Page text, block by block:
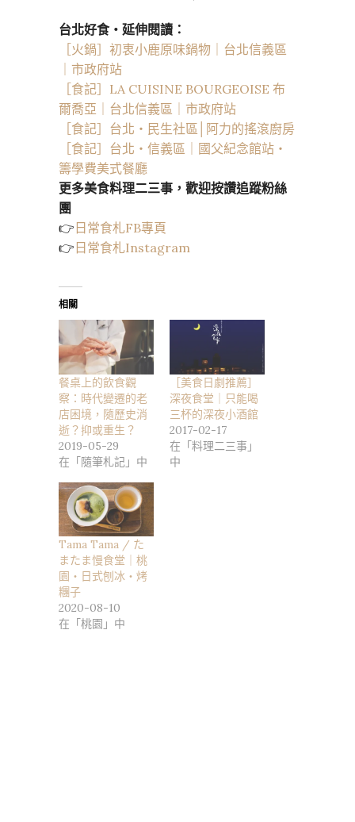
台北好食・延伸閱讀：
［火鍋］初衷小鹿原味鍋物｜台北信義區
｜市政府站
［食記］LA CUISINE BOURGEOISE 布
爾喬亞｜台北信義區｜市政府站
［食記］台北・民生社區│阿力的搖滾廚房
［食記］台北・信義區｜國父紀念館站・
籌學費美式餐廳
更多美食料理二三事，歡迎按讚追蹤粉絲
團
👉 日常食札FB專頁
👉 日常食札Instagram
相關
餐桌上的飲食觀
察：時代變遷的老
店困境，隨歷史消
逝？抑或重生？
2019-05-29
在「隨筆札記」中
［美食日劇推薦］
深夜食堂｜只能喝
三杯的深夜小酒館
2017-02-17
在「料理二三事」
中
Tama Tama / た
またま慢食堂｜桃
園・日式刨冰・烤
糰子
2020-08-10
在「桃園」中